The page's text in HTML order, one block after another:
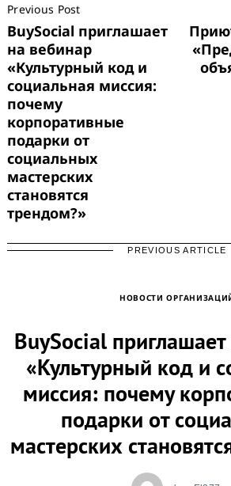
Navigation
Previous Post
BuySocial приглашает
на вебинар
«Культурный код и
социальная миссия:
почему
корпоративные
подарки от
социальных
мастерских
становятся
трендом?»
PREVIOUS ARTICLE
НОВОСТИ
BuySocial
«Культурный код и
миссия: почему
подарки от
мастерских
Search
for: